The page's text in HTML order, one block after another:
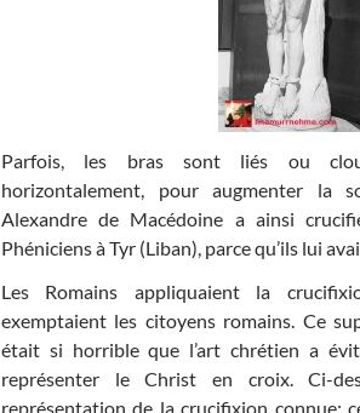
Parfois, les bras sont liés ou
horizontalement, pour augmenter la
Alexandre de Macédoine a ainsi
Phéniciens à Tyr (Liban), parce qu’ils lui
Les Romains appliquaient la
exemptaient les citoyens romains. Ce
était si horrible que l’art chrétien a
représenter le Christ en croix. Ci-
représentation de la crucifixion connue: